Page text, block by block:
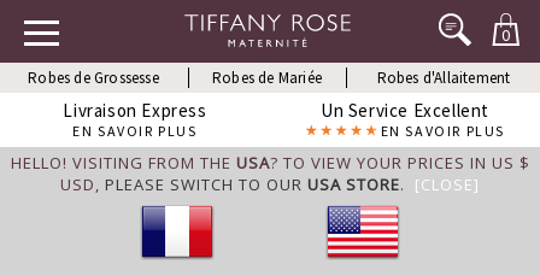
0
Robes de Grossesse Robes de Mariée Robes d'Allaitement
Livraison Express
EN SAVOIR PLUS
Un Service Excellent
EN SAVOIR PLUS
HELLO! VISITING FROM THE USA? TO VIEW YOUR PRICES IN US $
USD, PLEASE SWITCH TO OUR USA STORE. [CLOSE]